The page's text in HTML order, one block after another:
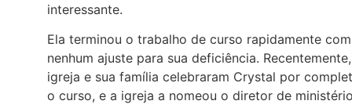
interessante.
Ela terminou o trabalho de curso rapidamente com
nenhum ajuste para sua deficiência.
igreja e sua família celebraram Crystal por
o curso, e a igreja a nomeou o diretor de